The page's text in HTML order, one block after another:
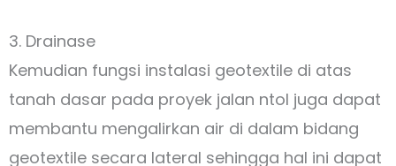
3. Drainase
Kemudian fungsi instalasi geotextile di atas
tanah dasar pada proyek jalan ntol juga dapat
membantu mengalirkan air di dalam bidang
geotextile secara lateral sehingga hal ini dapat